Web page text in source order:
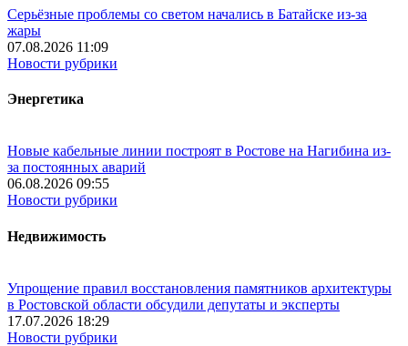
Серьёзные проблемы со светом начались в Батайске из-за
жары
07.08.2026 11:09
Новости рубрики
Энергетика
Новые кабельные линии построят в Ростове на Нагибина из-
за постоянных аварий
06.08.2026 09:55
Новости рубрики
Недвижимость
Упрощение правил восстановления памятников архитектуры
в Ростовской области обсудили депутаты и эксперты
17.07.2026 18:29
Новости рубрики